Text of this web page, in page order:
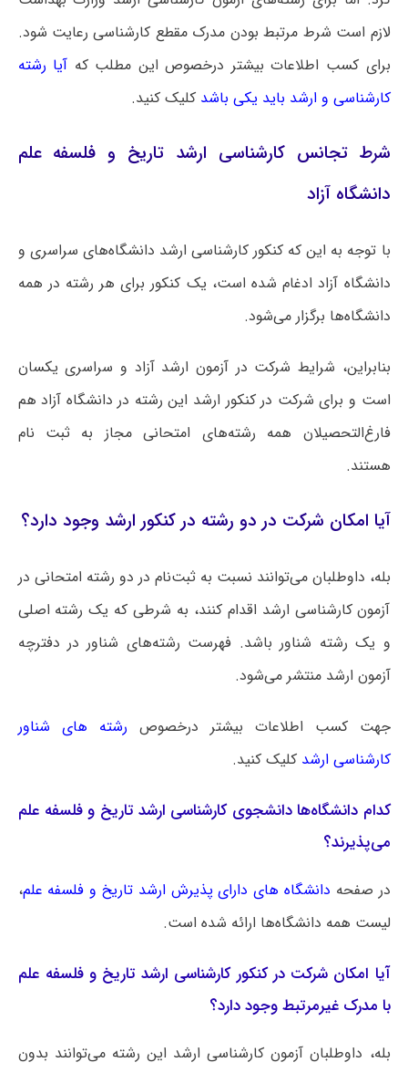
لازم است شرط مرتبط بودن مدرک مقطع کارشناسی رعایت شود.
برای کسب اطلاعات بیشتر درخصوص این مطلب که آیا رشته
کارشناسی و ارشد باید یکی باشد کلیک کنید.
شرط تجانس کارشناسی ارشد تاریخ و فلسفه علم
دانشگاه آزاد
با توجه به این که کنکور کارشناسی ارشد دانشگاه‌های سراسری و
دانشگاه آزاد ادغام شده است، یک کنکور برای هر رشته در همه
دانشگاه‌ها برگزار می‌شود.
بنابراین، شرایط شرکت در آزمون ارشد آزاد و سراسری یکسان
است و برای شرکت در کنکور ارشد این رشته در دانشگاه آزاد هم
فارغ‌التحصیلان همه رشته‌های امتحانی مجاز به ثبت نام
هستند.
آیا امکان شرکت در دو رشته در کنکور ارشد وجود دارد؟
بله، داوطلبان می‌توانند نسبت به ثبت‌نام در دو رشته امتحانی در
آزمون کارشناسی ارشد اقدام کنند، به شرطی که یک رشته اصلی
و یک رشته شناور باشد. فهرست رشته‌های شناور در دفترچه
آزمون ارشد منتشر می‌شود.
جهت کسب اطلاعات بیشتر درخصوص رشته های شناور
کارشناسی ارشد کلیک کنید.
کدام دانشگاه‌ها دانشجوی کارشناسی ارشد تاریخ و فلسفه علم
می‌پذیرند؟
در صفحه دانشگاه های دارای پذیرش ارشد تاریخ و فلسفه علم،
لیست همه دانشگاه‌ها ارائه شده است.
آیا امکان شرکت در کنکور کارشناسی ارشد تاریخ و فلسفه علم
با مدرک غیرمرتبط وجود دارد؟
بله، داوطلبان آزمون کارشناسی ارشد این رشته می‌توانند بدون